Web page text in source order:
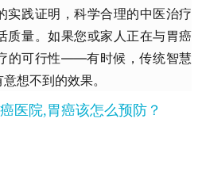
实践证明，科学合理的中医治疗
质量。如果您或家人正在与胃癌
的可行性——有时候，传统智慧
想不到的效果。
医院,胃癌该怎么预防？